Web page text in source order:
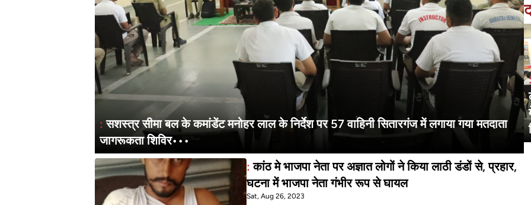
:सशस्त्र सीमा बल के कमांडेंट मनोहर लाल के निर्देश पर 57 वाहिनी सितारगंज में लगाया गया मतदाता
जागरूकता शिविर•••
:कांठ मे भाजपा नेता पर अज्ञात लोगों ने किया लाठी डंडों से, प्रहार,
घटना में भाजपा नेता गंभीर रूप से घायल
Sat, Aug 26, 2023